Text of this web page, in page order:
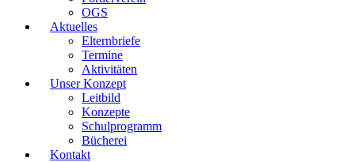
OGS
Aktuelles
Elternbriefe
Termine
Aktivitäten
Unser Konzept
Leitbild
Konzepte
Schulprogramm
Bücherei
Kontakt